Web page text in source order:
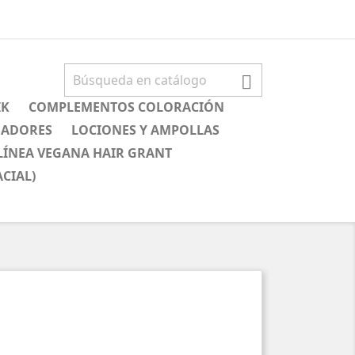

COMPLEMENTOS COLORACIÓN
LOCIONES Y AMPOLLAS
VEGANA HAIR GRANT